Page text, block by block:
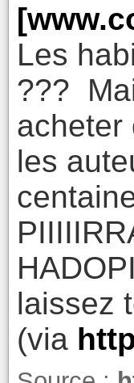
Les
???
acheter
les
laissez
(via